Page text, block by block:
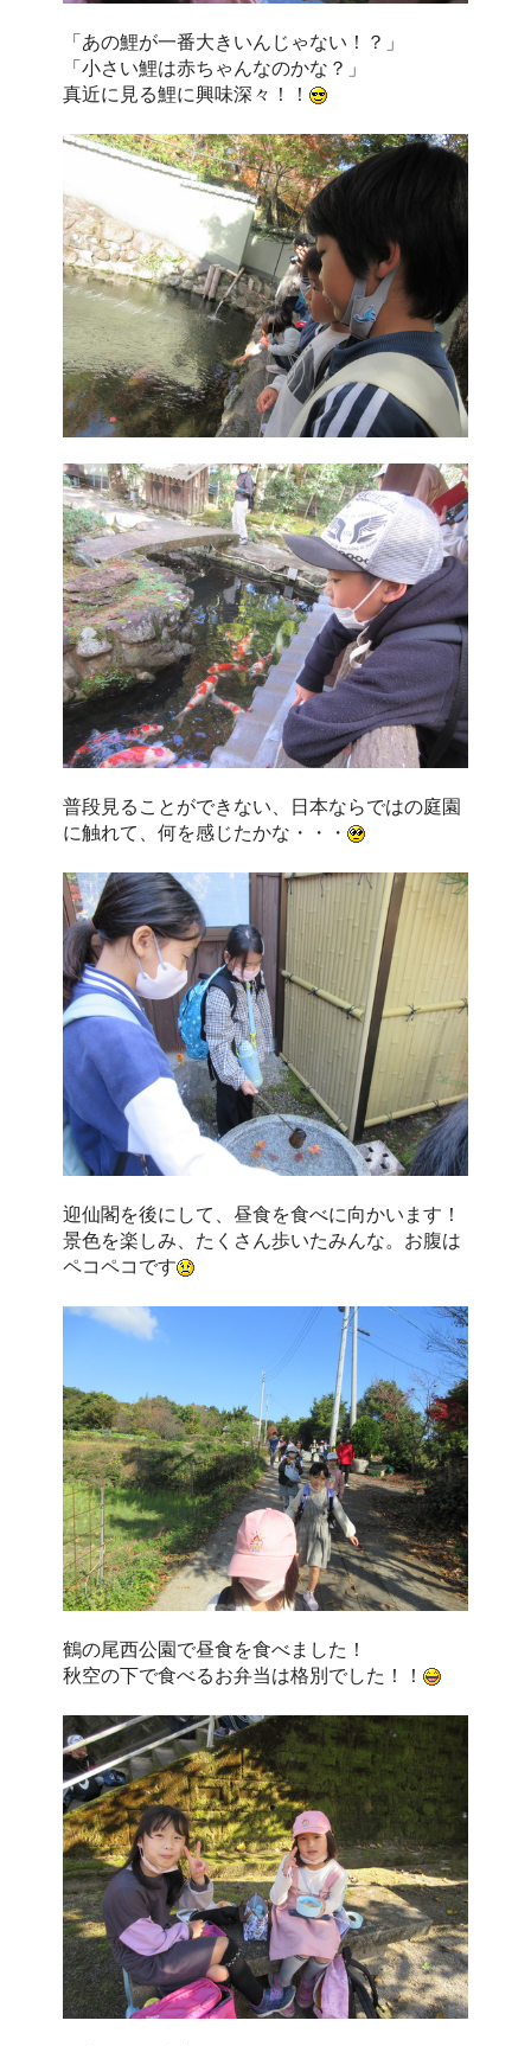
「あの鯉が一番大きいんじゃない！？」
「小さい鯉は赤ちゃんなのかな？」
真近に見る鯉に興味深々！！
普段見ることができない、日本ならではの庭園
に触れて、何を感じたかな・・・
迎仙閣を後にして、昼食を食べに向かいます！
景色を楽しみ、たくさん歩いたみんな。お腹は
ペコペコです
鶴の尾西公園で昼食を食べました！
秋空の下で食べるお弁当は格別でした！！